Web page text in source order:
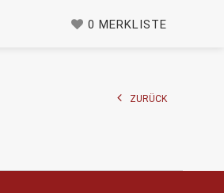
0 MERKLISTE
ZURÜCK